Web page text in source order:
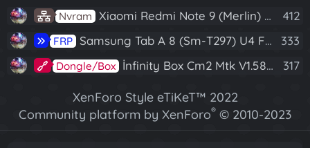
Nvram Xiaomi Redmi Note 9 (Merlin) Nvram Yedeği Fix Nv By Dft Pro 412
FRP Samsung Tab A 8 (Sm-T297) U4 Frp Reset 333
Dongle/Box İnfinity Box Cm2 Mtk V1.58 Full Kurulum+Crack 317
XenForo Style eTiKeT™ 2022
Community platform by XenForo® © 2010-2023